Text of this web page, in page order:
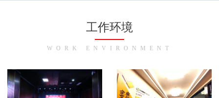
工作环境
WORK ENVIRONMENT